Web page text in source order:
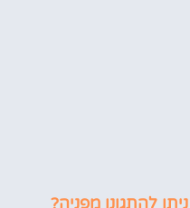
להתגונן מפניה?